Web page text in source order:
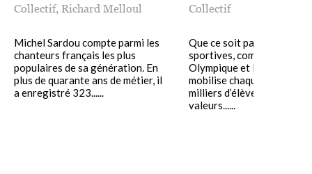
Collectif, Richard Melloul
Michel Sardou compte parmi les
chanteurs français les plus
populaires de sa génération. En
plus de quarante ans de métier, il
a enregistré 323......
Collectif
Que ce soit par les
sportives, comme la
Olympique et
mobilise chaque année des
milliers d’élèves autour des
valeurs......